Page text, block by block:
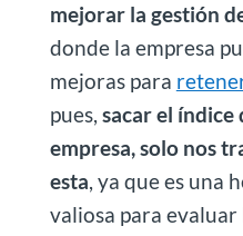
mejorar la gestión
donde la empresa
mejoras para
pues, sacar el índice
empresa, solo nos
esta, ya que es una
valiosa para evaluar